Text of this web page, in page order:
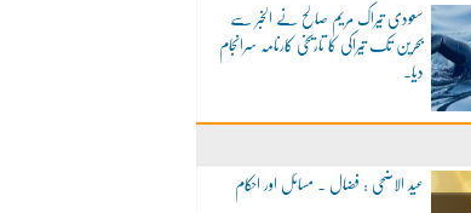
سعودی تیراک مریم صالح نے الخبر سے
بحرین تک تیراکی کا تاریخی کارنامہ سرانجام
دیا۔
عید الاضحی : فضال ۔ مسائل اور احکام